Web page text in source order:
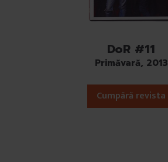
DoR #11
Primăvară, 2013
Cumpără revista